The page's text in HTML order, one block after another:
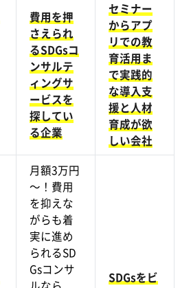
費用を押
さえられ
るSDGsコ
ンサルテ
ィングサ
ービスを
探してい
る企業
セミナー
からアプ
リでの教
育活用ま
で実践的
な導入支
援と人材
育成が欲
しい会社
月額3万円
～！費用
を抑えな
がらも着
実に進め
られるSD
Gsコンサ
SDGsをビ